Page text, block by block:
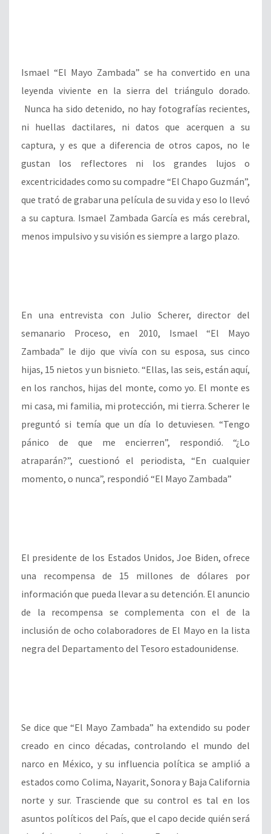
Ismael “El Mayo Zambada” se ha convertido en una
leyenda viviente en la sierra del triángulo dorado.
Nunca ha sido detenido, no hay fotografías recientes,
ni huellas dactilares, ni datos que acerquen a su
captura, y es que a diferencia de otros capos, no le
gustan los reflectores ni los grandes lujos o
excentricidades como su compadre “El Chapo Guzmán”,
que trató de grabar una película de su vida y eso lo llevó
a su captura. Ismael Zambada García es más cerebral,
menos impulsivo y su visión es siempre a largo plazo.
En una entrevista con Julio Scherer, director del
semanario Proceso, en 2010, Ismael “El Mayo
Zambada” le dijo que vivía con su esposa, sus cinco
hijas, 15 nietos y un bisnieto. “Ellas, las seis, están aquí,
en los ranchos, hijas del monte, como yo. El monte es
mi casa, mi familia, mi protección, mi tierra. Scherer le
preguntó si temía que un día lo detuviesen. “Tengo
pánico de que me encierren”, respondió. “¿Lo
atraparán?”, cuestionó el periodista, “En cualquier
momento, o nunca”, respondió “El Mayo Zambada”
El presidente de los Estados Unidos, Joe Biden, ofrece
una recompensa de 15 millones de dólares por
información que pueda llevar a su detención. El anuncio
de la recompensa se complementa con el de la
inclusión de ocho colaboradores de El Mayo en la lista
negra del Departamento del Tesoro estadounidense.
Se dice que “El Mayo Zambada” ha extendido su poder
creado en cinco décadas, controlando el mundo del
narco en México, y su influencia política se amplió a
estados como Colima, Nayarit, Sonora y Baja California
norte y sur. Trasciende que su control es tal en los
asuntos políticos del País, que el capo decide quién será